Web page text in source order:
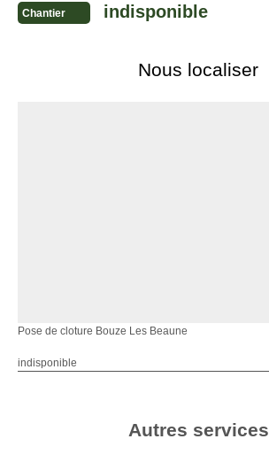
Chantier indisponible
Nous localiser
Pose de cloture Bouze Les Beaune
indisponible
Autres services